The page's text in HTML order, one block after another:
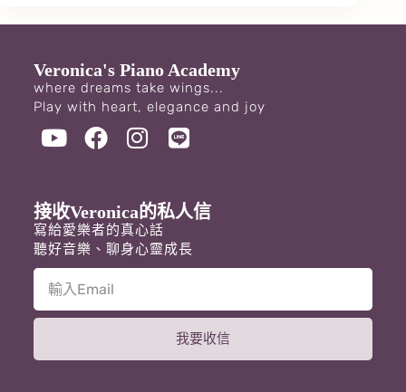
Veronica's Piano Academy
where dreams take wings...
Play with heart, elegance and joy
接收Veronica的私人信
寫給愛樂者的真心話
聽好音樂、聊身心靈成長
我要收信